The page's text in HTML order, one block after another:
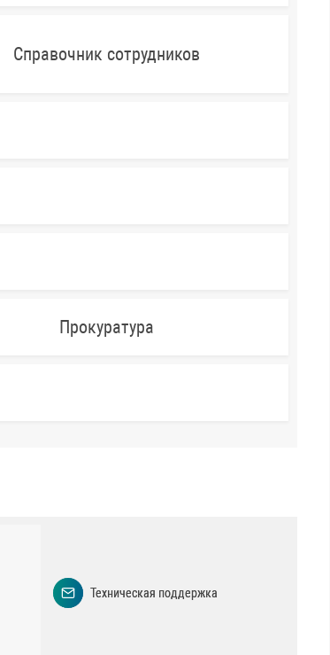
Справочник сотрудников
Прокуратура
Техническая поддержка